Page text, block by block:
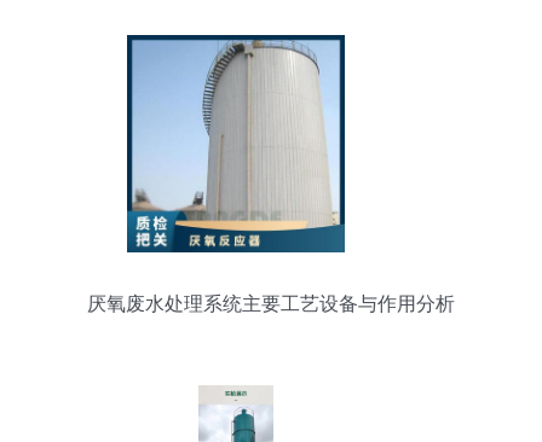
厌氧废水处理系统主要工艺设备与作用分析